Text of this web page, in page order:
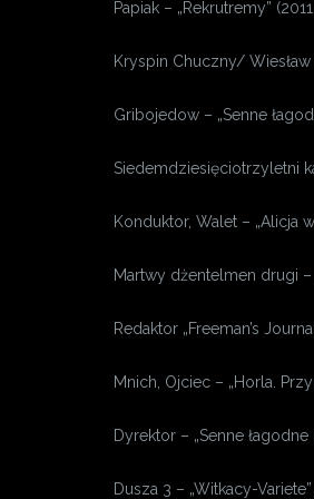
Papiak – „Rekrutremy”
Kryspin Chuczny/
Gribojedow – „Senne
Siedemdziesięciotrzyletni
Konduktor, Walet – „Alicja
Martwy dżentelmen drugi –
Redaktor „Freeman’s
Mnich, Ojciec – „Horla.
Dyrektor – „Senne
Dusza 3 – „Witkacy-